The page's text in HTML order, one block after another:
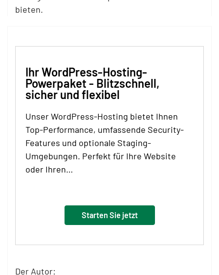
bieten.
Ihr WordPress-Hosting-
Powerpaket - Blitzschnell,
sicher und flexibel
Unser WordPress-Hosting bietet Ihnen
Top-Performance, umfassende Security-
Features und optionale Staging-
Umgebungen. Perfekt für Ihre Website
oder Ihren…
Starten Sie jetzt
Der Autor: